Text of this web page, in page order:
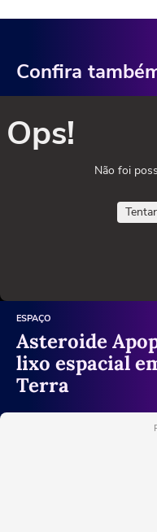
Confira
Ops!
Não foi
ESPAÇO
Asteroide
lixo espacial
Terra